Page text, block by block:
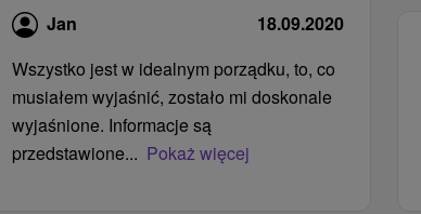
Jan
18.09.2020
Wszystko jest w idealnym porządku, to, co
musiałem wyjaśnić, zostało mi doskonale
wyjaśnione. Informacje są
przedstawione... Pokaż więcej